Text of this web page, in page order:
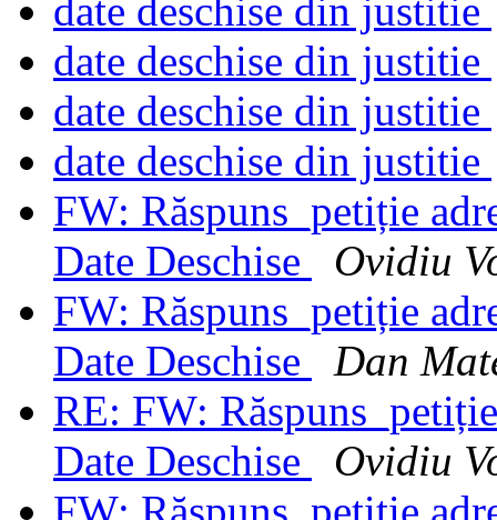
date deschise din justitie
date deschise din justitie
date deschise din justitie
date deschise din justitie
FW: Răspuns_petiție
Date Deschise
Ovidiu
FW: Răspuns_petiție
Date Deschise
Dan
RE: FW:
Date Deschise
Ovidiu